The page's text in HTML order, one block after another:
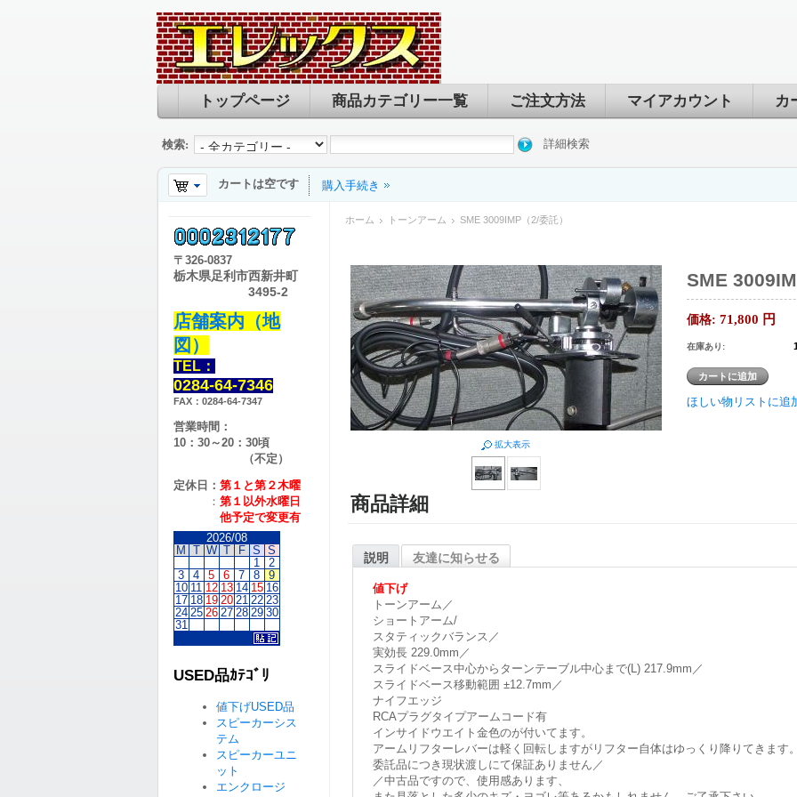
トップページ 商品カテゴリー一覧 ご注文方法 マイアカウント カ
検索: 詳細検索
カートは空です 購入手続き
ホーム トーンアーム SME 3009IMP（2/委託）
拡大表示
SME
価格: 71,800 円
在庫あり:
ほしい物リストに追
商品詳細
説明 友達に知らせる
値下げ
トーンアーム／
ショートアーム/
スタティックバランス／
実効長 229.0mm／
スライドベース中心からターンテーブル中心まで(L) 217.9mm／
スライドベース移動範囲 ±12.7mm／
ナイフエッジ
RCAプラグタイプアームコード有
インサイドウエイト金色のが付いてます。
アームリフターレバーは軽く回転しますがリフター自体はゆっくり降りてきます
委託品につき現状渡しにて保証ありません／
／中古品ですので、使用感あります、
〒 326-0837
栃木県足利市西新井町
3495-2
店舗案内（地
図）
TEL：
0284-64-7346
FAX：0284-64-7347
営業時間：
10：30～20：30頃
（不定）
定休日： 第１と第２木曜
： 第１以外水曜日
他予定で変更有
2026/08
M
T W T F S S
1
2
3
4 5 6 7 8
9
10 11 12 13 14 15 16
17 18 19 20 21 22 23
24 25 26 27 28 29 30
31
USED品ｶﾃｺﾞﾘ
値下げUSED品
スピーカーシス
テム
スピーカーユニ
ット
エンクロージ